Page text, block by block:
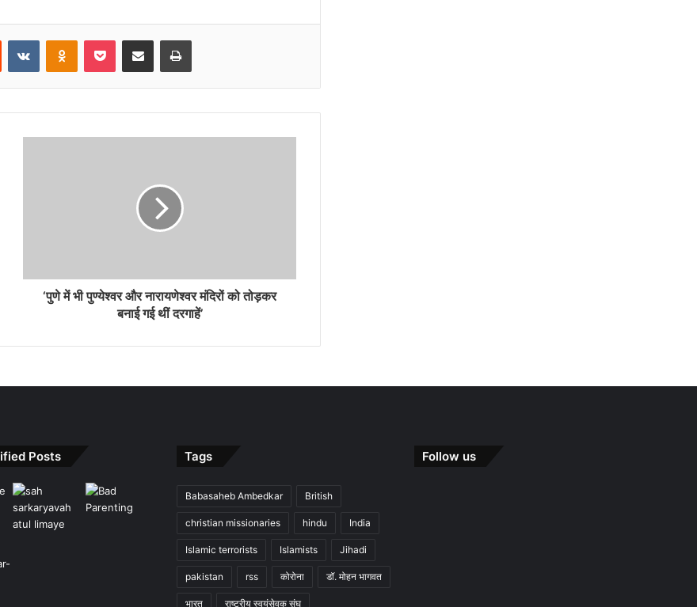
Reddit VKontakteOdnoklassniki
Pocket Share via Email Print
‘पुणे में भी पुण्येश्वर और नारायणेश्वर मंदिरों को तोड़कर
बनाई गई थीं दरगाहें’
Posts Tags
Babasaheb Ambedkar British
christian missionaries hindu India
Islamic terrorists Islamists Jihadi
pakistan rss कोरोना डॉ. मोहन भागवत
भारत राष्ट्रीय स्वयंसेवक संघ
Follow us